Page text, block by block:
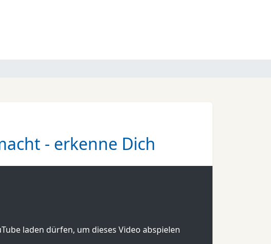
- erkenne Dich
laden dürfen, um dieses Video abspielen